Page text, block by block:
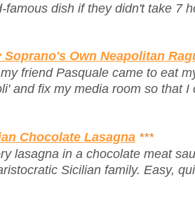
famous dish if they didn't take 7
Soprano's Own Neapolitan
friend Pasquale came to eat
and fix my media room so that
Chocolate Lasagna ***
lasagna in a chocolate meat
Sicilian family. Easy,